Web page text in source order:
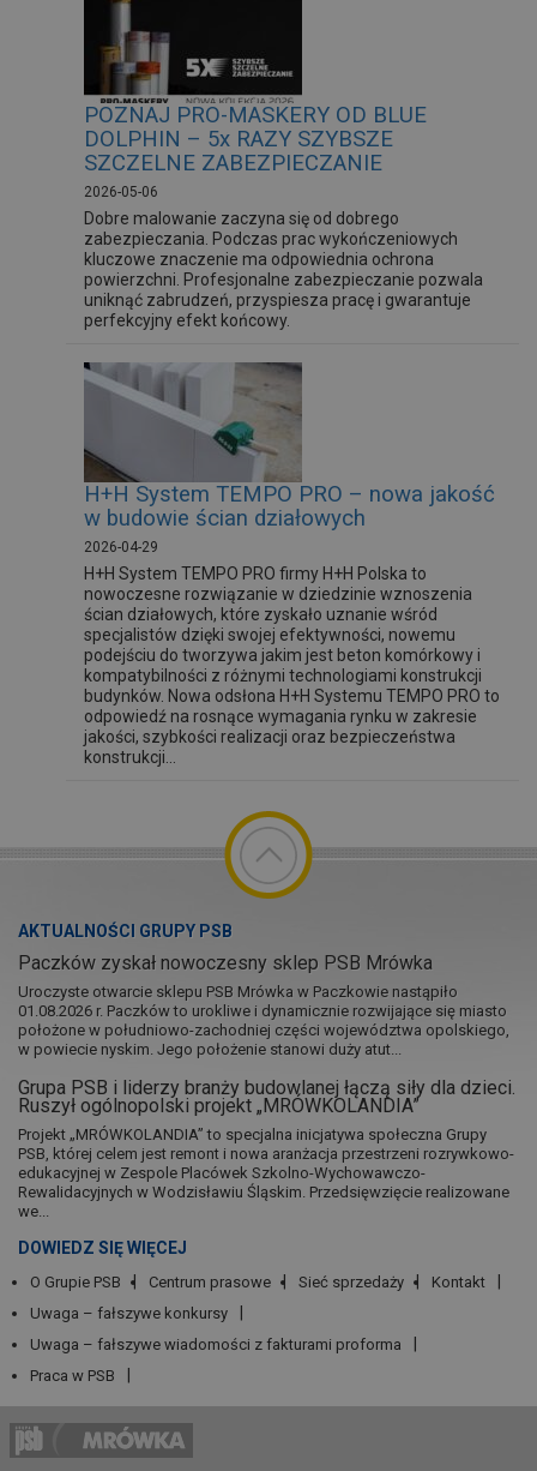
POZNAJ PRO-MASKERY OD BLUE
DOLPHIN – 5x RAZY SZYBSZE
SZCZELNE ZABEZPIECZANIE
2026-05-06
Dobre malowanie zaczyna się od dobrego
zabezpieczania. Podczas prac wykończeniowych
kluczowe znaczenie ma odpowiednia ochrona
powierzchni. Profesjonalne zabezpieczanie pozwala
uniknąć zabrudzeń, przyspiesza pracę i gwarantuje
perfekcyjny efekt końcowy.
H+H System TEMPO PRO – nowa jakość
w budowie ścian działowych
2026-04-29
H+H System TEMPO PRO firmy H+H Polska to
nowoczesne rozwiązanie w dziedzinie wznoszenia
ścian działowych, które zyskało uznanie wśród
specjalistów dzięki swojej efektywności, nowemu
podejściu do tworzywa jakim jest beton komórkowy i
kompatybilności z różnymi technologiami konstrukcji
budynków. Nowa odsłona H+H Systemu TEMPO PRO to
odpowiedź na rosnące wymagania rynku w zakresie
jakości, szybkości realizacji oraz bezpieczeństwa
konstrukcji...
AKTUALNOŚCI GRUPY PSB
Paczków zyskał nowoczesny sklep PSB Mrówka
Uroczyste otwarcie sklepu PSB Mrówka w Paczkowie nastąpiło
01.08.2026 r. Paczków to urokliwe i dynamicznie rozwijające się miasto
położone w południowo-zachodniej części województwa opolskiego,
w powiecie nyskim. Jego położenie stanowi duży atut...
Grupa PSB i liderzy branży budowlanej łączą siły dla dzieci.
Ruszył ogólnopolski projekt „MRÓWKOLANDIA”
Projekt „MRÓWKOLANDIA” to specjalna inicjatywa społeczna Grupy
PSB, której celem jest remont i nowa aranżacja przestrzeni rozrywkowo-
edukacyjnej w Zespole Placówek Szkolno-Wychowawczo-
Rewalidacyjnych w Wodzisławiu Śląskim. Przedsięwzięcie realizowane
we...
DOWIEDZ SIĘ WIĘCEJ
O Grupie PSB Centrum prasowe Sieć sprzedaży
Kontakt
Uwaga – fałszywe konkursy
Uwaga – fałszywe wiadomości z fakturami proforma
Praca w PSB